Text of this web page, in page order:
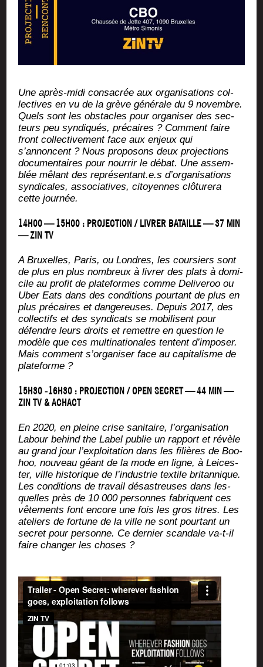
Une après-midi consa­crée aux orga­ni­sa­tions col­
lec­tives en vu de la grève géné­rale du 9 novembre.
Quels sont les obs­tacles pour orga­ni­ser des sec­
teurs peu syn­di­qués, pré­caires ? Com­ment faire
front col­lec­ti­ve­ment face aux enjeux qui
s’annoncent ? Nous pro­po­sons deux pro­jec­tions
docu­men­taires pour nour­rir le débat. Uneassem­
blée mêlant des représentant.e.s d’or­ga­ni­sa­tions
syn­di­cales, asso­cia­tives, citoyennes clô­tu­re­ra
cette journée.
14H00 — 15H00 : PROJECTION / LIVRER BATAILLE — 37 MIN
— ZIN TV
A Bruxelles, Paris, ou Londres, les cour­siers sont
de plus en plus nom­breux à livrer des plats à domi­
cile au pro­fit de pla­te­formes comme Deli­ve­roo ou
Uber Eats dans des condi­tions pour­tant de plus en
plus pré­caires et dan­ge­reuses. Depuis 2017, des
col­lec­tifs et des syn­di­cats se mobi­lisent pour
défendre leurs droits et remettre en ques­tion le
modèle que ces mul­ti­na­tio­nales tentent d’imposer.
Mais com­ment s’organiser face au capi­ta­lisme de
plateforme ?
15H30 ‑16H30 : PROJECTION / OPEN SECRET — 44 MIN —
ZIN TV & ACHACT
En 2020, en pleine crise sani­taire, l’organisation
Labour behind the Label publie un rap­port et révèle
au grand jour l’exploitation dans les filières de Boo­
hoo, nou­veau géant de la mode en ligne, à Lei­ces­
ter, ville his­to­rique de l’industrie tex­tile bri­tan­nique.
Les condi­tions de tra­vail désas­treuses dans les­
quelles près de 10 000 per­sonnes fabriquent ces
vête­ments font encore une fois les gros titres. Les
ate­liers de for­tune de la ville ne sont pour­tant un
secret pour per­sonne. Ce der­nier scan­dale va-t-il
faire chan­ger les choses ?